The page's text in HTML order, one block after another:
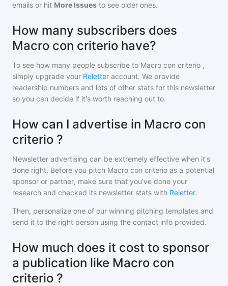
emails or hit More Issues to see older ones.
How many subscribers does
Macro con criterio have?
To see how many people subscribe to Macro con criterio ,
simply upgrade your Reletter account. We provide
readership numbers and lots of other stats for this newsletter
so you can decide if it's worth reaching out to.
How can I advertise in Macro con
criterio ?
Newsletter advertising can be extremely effective when it's
done right. Before you pitch Macro con criterio as a potential
sponsor or partner, make sure that you've done your
research and checked its newsletter stats with Reletter.
Then, personalize one of our winning pitching templates and
send it to the right person using the contact info provided.
How much does it cost to sponsor
a publication like Macro con
criterio ?